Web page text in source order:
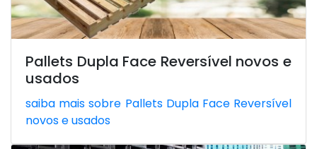
Pallets Dupla Face Reversível novos e
usados
saiba mais sobre Pallets Dupla Face Reversível
novos e usados